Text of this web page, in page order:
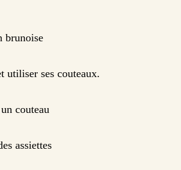
brunoise
utiliser ses couteaux.
couteau
assiettes